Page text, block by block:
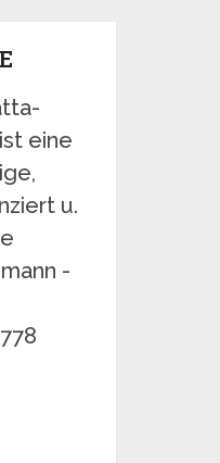
eine
u.
-